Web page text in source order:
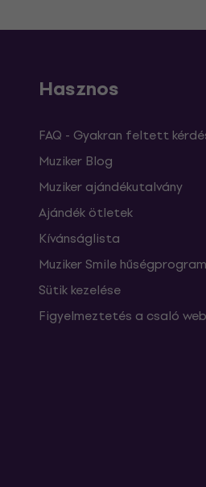
Hasznos
FAQ - Gyakran feltett
Muziker Blog
Muziker ajándékutalvány
Ajándék ötletek
Kívánságlista
Muziker Smile hűségprogram
Sütik kezelése
Figyelmeztetés a csaló